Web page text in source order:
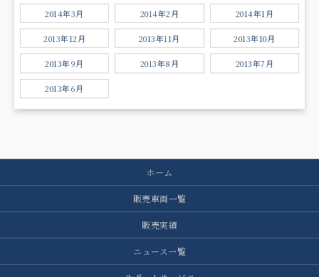
2014年3月 2014年2月 2014年1月
2013年12月 2013年11月 2013年10月
2013年9月 2013年8月 2013年7月
2013年6月
ホーム
販売車両一覧
販売実績
ニュース一覧